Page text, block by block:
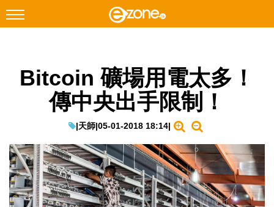
Facebook Instagram
遊戲動漫
教學評測
EduTech
Bitcoin 礦場用電太多！
傳中央出手限制！
|天師|05-01-2018 18:14|